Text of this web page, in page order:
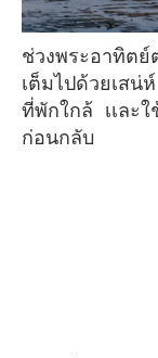
ช่วงพระอาทิตย์ตก ณ อ่าว Arcachon คือ ช่วงเวลาที่
เต็มไปด้วยเสน่
ที่พักใกล้ เเละ
ก่อนกลับ